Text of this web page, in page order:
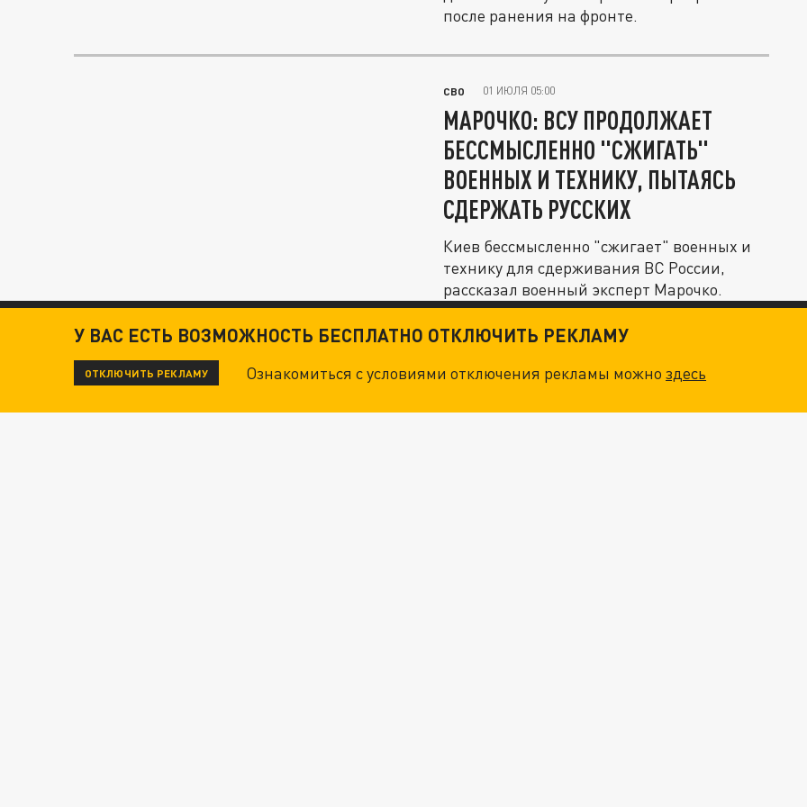
после ранения на фронте.
СВО 01 ИЮЛЯ 05:00
МАРОЧКО: ВСУ ПРОДОЛЖАЕТ
БЕССМЫСЛЕННО "СЖИГАТЬ"
ВОЕННЫХ И ТЕХНИКУ, ПЫТАЯСЬ
СДЕРЖАТЬ РУССКИХ
Киев бессмысленно "сжигает" военных и
технику для сдерживания ВС России,
рассказал военный эксперт Марочко.
У ВАС ЕСТЬ ВОЗМОЖНОСТЬ БЕСПЛАТНО ОТКЛЮЧИТЬ РЕКЛАМУ
ОТКЛЮЧИТЬ РЕКЛАМУ Ознакомиться с условиями отключения рекламы можноздесь